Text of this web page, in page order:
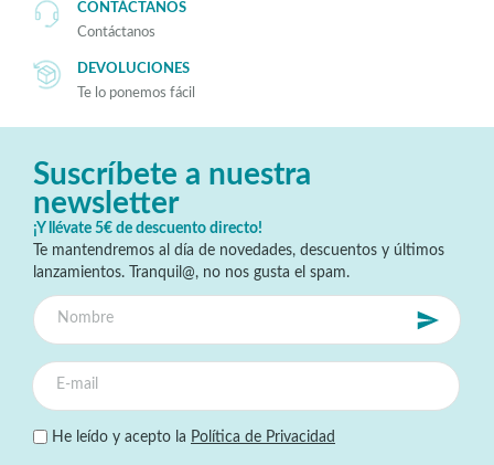
CONTÁCTANOS
Contáctanos
DEVOLUCIONES
Te lo ponemos fácil
Suscríbete a nuestra
newsletter
¡Y llévate 5€ de descuento directo!
Te mantendremos al día de novedades, descuentos y últimos
lanzamientos. Tranquil@, no nos gusta el spam.
He leído y acepto la Política de Privacidad